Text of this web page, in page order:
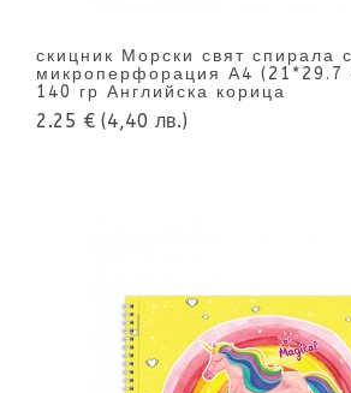
скицник Морски свят спирала с
микроперфорация А4 (21*29.7
140 гр Английска корица
2.25 € (4,40 лв.)